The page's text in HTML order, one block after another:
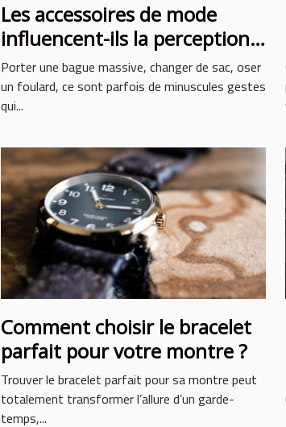
Les accessoires de mode
influencent-ils la perception
de soi ?
Porter une bague massive, changer de sac, oser
un foulard, ce sont parfois de minuscules gestes
qui...
Comment choisir le bracelet
parfait pour votre montre ?
Trouver le bracelet parfait pour sa montre peut
totalement transformer l’allure d’un garde-
temps,...